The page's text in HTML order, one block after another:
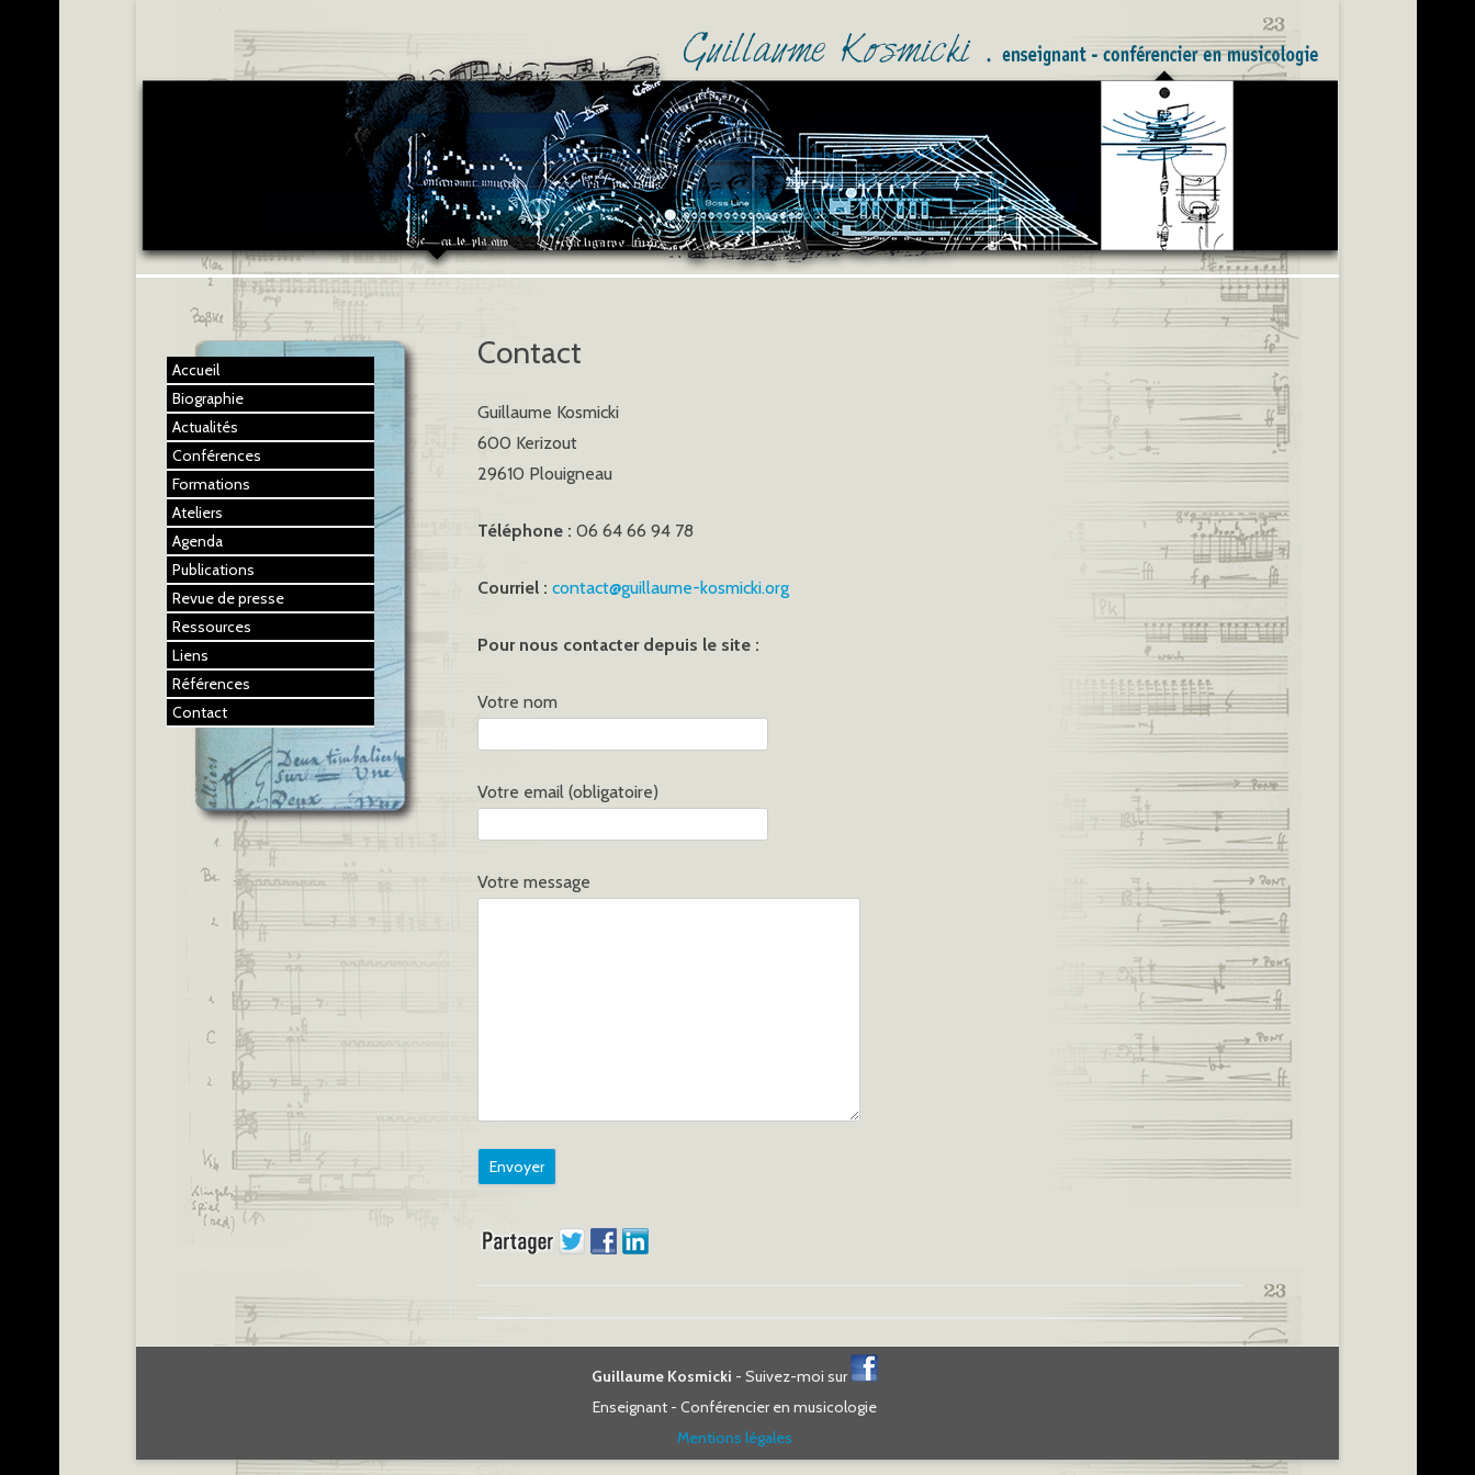
Contact
Guillaume Kosmicki
600 Kerizout
29610 Plouigneau
Téléphone : 06 64 66 94 78
Courriel : contact@guillaume-kosmicki.org
Pour nous contacter depuis le site :
Votre nom
Votre email (obligatoire)
Votre message
Accueil
Biographie
Actualités
Conférences
Formations
Ateliers
Agenda
Publications
Revue de presse
Ressources
Liens
Références
Contact
Guillaume Kosmicki - Suivez-moi sur
Enseignant - Conférencier en musicologie
Mentions légales